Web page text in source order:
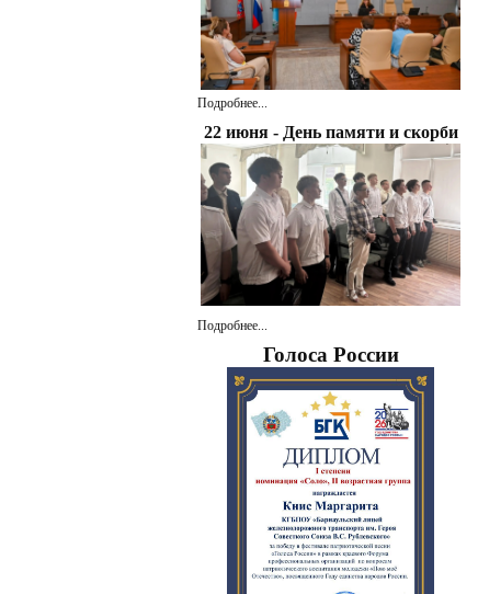
Подробнее...
22 июня - День памяти и скорби
Подробнее...
Голоса России